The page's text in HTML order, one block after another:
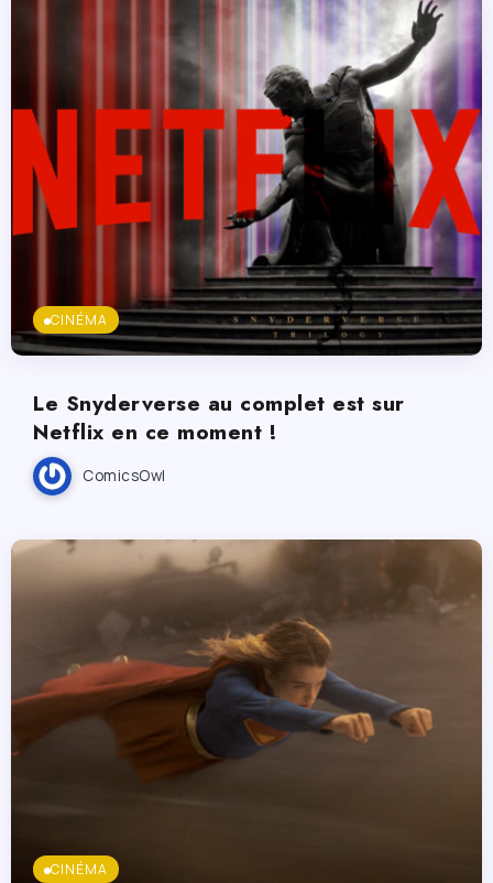
CINÉMA
Le Snyderverse au complet est sur
Netflix en ce moment !
ComicsOwl
CINÉMA